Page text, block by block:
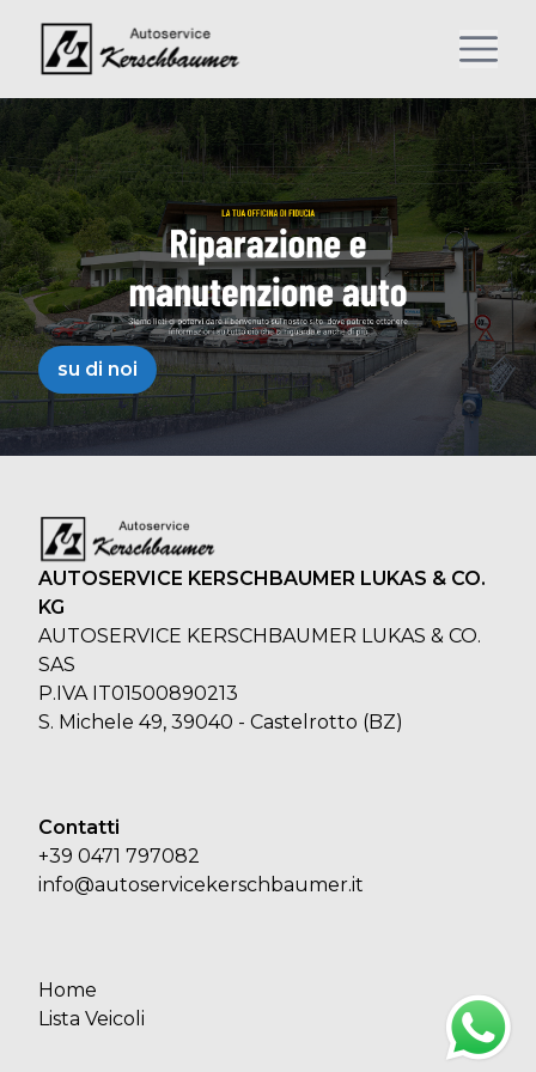
su di noi
AUTOSERVICE KERSCHBAUMER LUKAS & CO.
KG
AUTOSERVICE KERSCHBAUMER LUKAS & CO.
SAS
P.IVA IT01500890213
S. Michele 49, 39040 - Castelrotto (BZ)
Contatti
+39 0471 797082
info@autoservicekerschbaumer.it
Home
Lista Veicoli